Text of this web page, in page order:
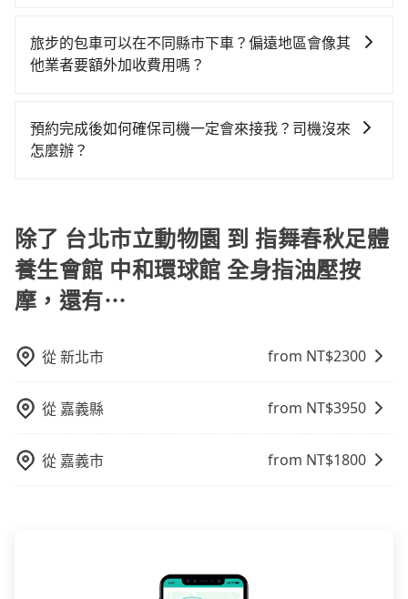
乘客遺留的垃圾或者撞凹的車門仍未被修理，每一次租
車都好像在開樂透一樣。另外，偶爾也會遇到明明已經
乘客的人來說就有不小的風險。最後，雖然路邊隨租隨
還看似方便，但實際使用時還是有其區域的限制，實際
驗。所以，如果您正在尋找一家可靠的包車公司，
tripool旅步絕對是您值得信任的不二選擇！
視您的反饋。
旅步的包車可以在不同縣市下車？偏遠地區會像其
他業者要額外加收費用嗎？
於偏遠地區，我們提供的價格已經包含了所有基本的費
用，不會像其他業者那樣收取額外費用。但如果您需要
預約完成後如何確保司機一定會來接我？司機沒來
怎麼辦？
訊提供司機的姓名、電話、車牌、車型等資訊，如在約
定好的時間與上車地點沒有看到司機，可主動電話聯
繫，可能原本約定的地點不適合暫停而改停靠在附近的
位置。但如果遇到車輛故障或者前一趟車嚴重耽誤，
除了 台北市立動物園 到 指舞春秋足體
養生會館 中和環球館 全身指油壓按
摩，還有⋯
從新北市 from NT$2300
從 嘉義縣 from NT$3950
從 嘉義市 from NT$1800